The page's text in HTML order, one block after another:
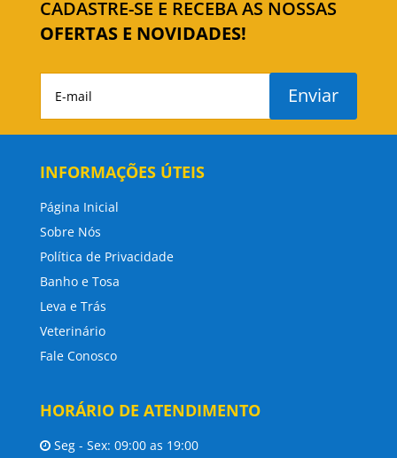
CADASTRE-SE E RECEBA AS NOSSAS
OFERTAS E NOVIDADES!
Enviar
INFORMAÇÕES ÚTEIS
Página Inicial
Sobre Nós
Política de Privacidade
Banho e Tosa
Leva e Trás
Veterinário
Fale Conosco
HORÁRIO DE ATENDIMENTO
Seg - Sex: 09:00 as 19:00